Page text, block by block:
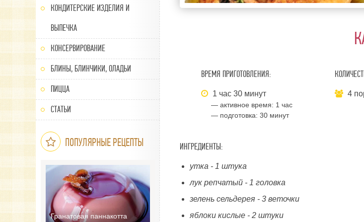
КОНДИТЕРСКИЕ ИЗДЕЛИЯ И
ВЫПЕЧКА
КОНСЕРВИРОВАНИЕ
БЛИНЫ, БЛИНЧИКИ, ОЛАДЬИ
ПИЦЦА
СТАТЬИ
ПОПУЛЯРНЫЕ РЕЦЕПТЫ
Гранатовая паннакотта
ВРЕМЯ ПРИГОТОВЛЕНИЯ:
1 час 30 минут
— активное время: 1 час
— подготовка: 30 минут
4
ИНГРЕДИЕНТЫ:
утка - 1 штука
лук репчатый - 1 головка
зелень сельдерея - 3 веточки
яблоки кислые - 2 штуки